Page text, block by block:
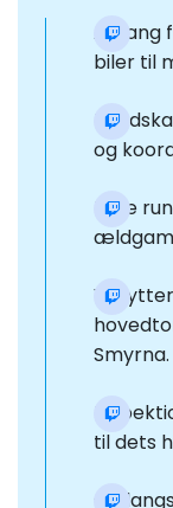
Afgang
biler til
og
Køre
Vi
Smyrna.
til dets
Gå